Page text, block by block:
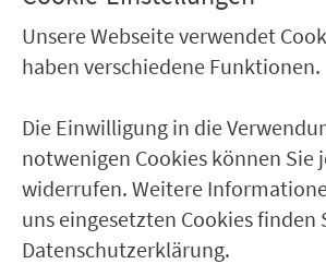
RÜCKFAHRT
Grassemann
Glasermühle, B303 /
Bischofsgrün
Bischofsgrün Rathaus
Unsere Webseite verwendet
haben verschiedene Funktionen.
Die Einwilligung in die
notwenigen Cookies können Sie
widerrufen. Weitere
uns eingesetzten Cookies finden
Datenschutzerklärung.